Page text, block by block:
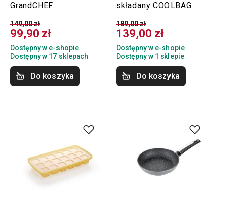
GrandCHEF
149,00 zł
99,90 zł
Dostępny w e-shopie
Dostępny w 17 sklepach
Do koszyka
składany COOLBAG
189,00 zł
139,00 zł
Dostępny w e-shopie
Dostępny w 1 sklepie
Do koszyka